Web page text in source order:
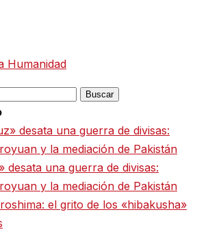
Humanidad
desata una guerra de divisas:
y la mediación de Pakistán